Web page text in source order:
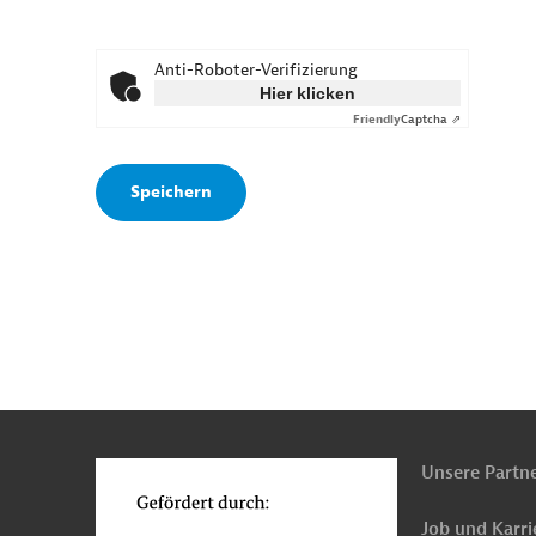
Anti-Roboter-Verifizierung
Hier klicken
FriendlyCaptcha ⇗
Unsere
Job und